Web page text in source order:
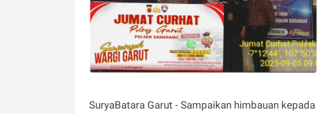
SuryaBatara Garut - Sampaikan himbauan